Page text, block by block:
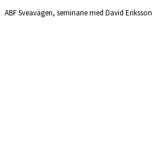
ABF Sveavägen, seminarie med David Eriksson